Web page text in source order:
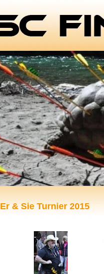
Er & Sie Turnier 2015